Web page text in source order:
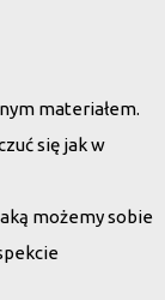
materiałem.
się jak w
możemy sobie